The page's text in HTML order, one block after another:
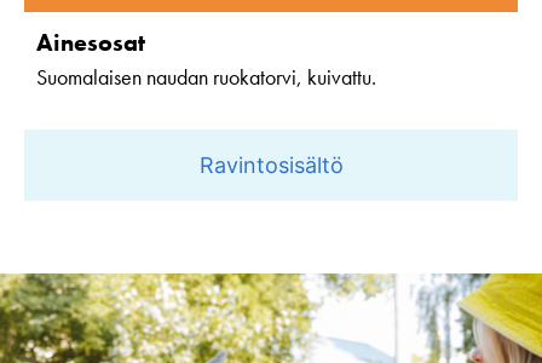
Ravintosisältö
Ainesosat
Suomalaisen naudan ruokatorvi, kuivattu.